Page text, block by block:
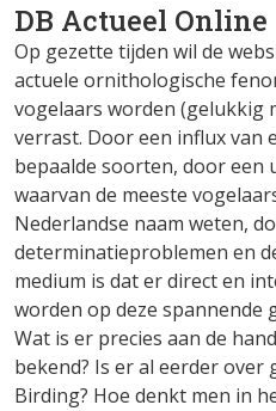
DB Actueel Online
Op gezette tijden wil de
actuele ornithologische
vogelaars worden (gelukkig
verrast. Door een influx van
bepaalde soorten, door een
waarvan de meeste
Nederlandse naam weten,
determinatieproblemen en
medium is dat er direct en
worden op deze spannende
Wat is er precies aan de
bekend? Is er al eerder over
Birding? Hoe denkt men in